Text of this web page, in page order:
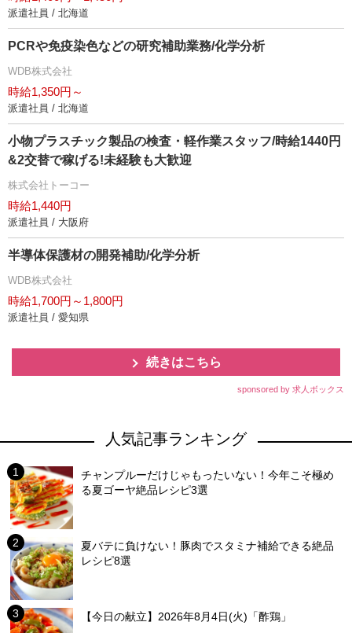
派遣社員 / 北海道
PCRや免疫染色などの研究補助業務/化学分析
WDB株式会社
時給1,350円～
派遣社員 / 北海道
小物プラスチック製品の検査・軽作業スタッフ/時給1440円
&2交替で稼げる!未経験も大歓迎
株式会社トーコー
時給1,440円
派遣社員 / 大阪府
半導体保護材の開発補助/化学分析
WDB株式会社
時給1,700円～1,800円
派遣社員 / 愛知県
続きはこちら
sponsored by 求人ボックス
人気記事ランキング
チャンプルーだけじゃもったいない！今年こそ極め
る夏ゴーヤ絶品レシピ3選
夏バテに負けない！豚肉でスタミナ補給できる絶品
レシピ8選
【今日の献立】2026年8月4日(火)「酢鶏」